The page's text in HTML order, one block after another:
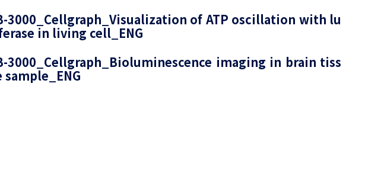
3000_Cellgraph_Visualization of ATP oscillation with lu
in living cell_ENG
3000_Cellgraph_Bioluminescence imaging in brain tiss
sample_ENG